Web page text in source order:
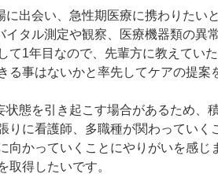
出会い、急性期医療に携わりたい
タル測定や観察、医療機器類の異
て1年目なので、先輩方に教えてい
る事はないかと率先してケアの提案
態を引き起こす場合があるため、
に看護師、多職種が関わっていく
向かっていくことにやりがいを感じ
取得したいです。